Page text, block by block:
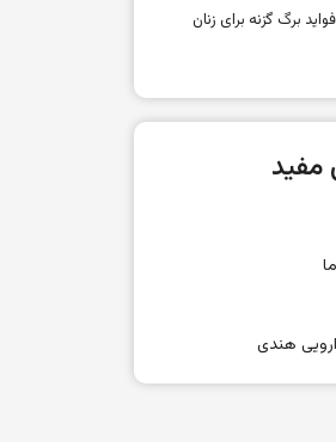
فواید برگ گزنه برای زنان
مفید
هندی